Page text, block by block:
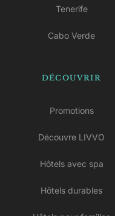
Tenerife
Cabo Verde
DÉCOUVRIR
Promotions
Découvre LIVVO
Hôtels avec spa
Hôtels durables